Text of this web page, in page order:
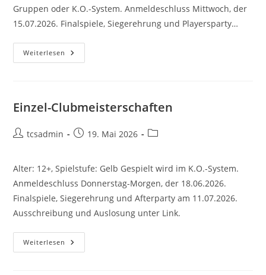
Gruppen oder K.O.-System. Anmeldeschluss Mittwoch, der
15.07.2026. Finalspiele, Siegerehrung und Playersparty…
Weiterlesen Doppel-
Clubmeisterschaften
Einzel-Clubmeisterschaften
Beitrags-
tcsadmin
Beitrag19. Mai 2026
Beitrags-
Alter: 12+, Spielstufe: Gelb Gespielt wird im K.O.-System.
Anmeldeschluss Donnerstag-Morgen, der 18.06.2026.
Finalspiele, Siegerehrung und Afterparty am 11.07.2026.
Ausschreibung und Auslosung unter Link.
Weiterlesen Einzel-
Clubmeisterschaften